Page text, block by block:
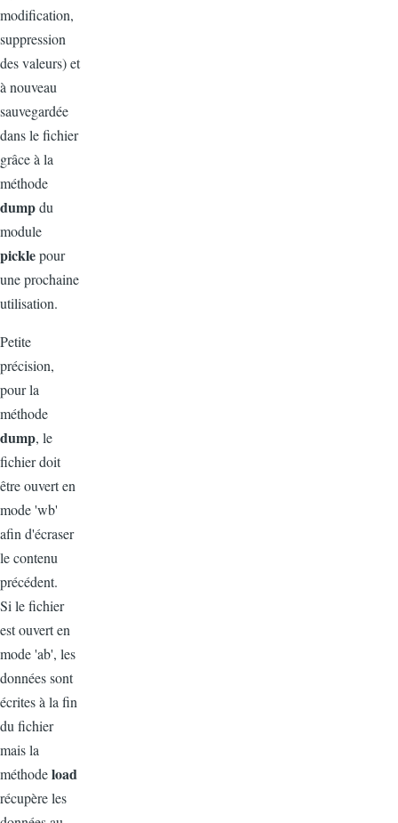
modification,
suppression
des valeurs) et
à nouveau
sauvegardée
dans le fichier
grâce à la
méthode
dumpdu
module
picklepour
une prochaine
utilisation.
Petite
précision,
pour la
méthode
dump, le
fichier doit
être ouvert en
mode 'wb'
afin d'écraser
le contenu
précédent.
Si le fichier
est ouvert en
mode 'ab', les
données sont
écrites à la fin
du fichier
mais la
méthodeload
récupère les